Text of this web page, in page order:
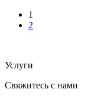
1
2
Услуги
Свяжитесь с нами